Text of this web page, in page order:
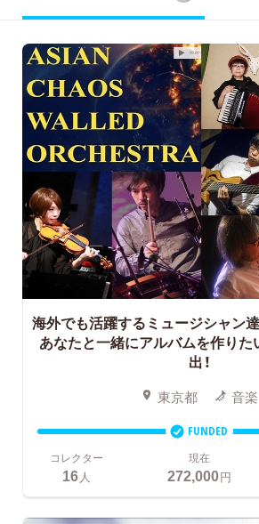
海外でも活躍するミュージシャン
あなたと一緒にアルバムを作りた
出！
東京都 音楽
FUNDED
コレクター
16 人
現在
272,000円